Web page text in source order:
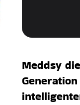
Meddsy